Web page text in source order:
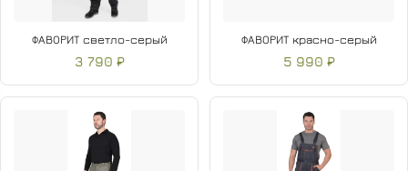
ФАВОРИТ светло-серый
3 790 ₽
ФАВОРИТ красно-серый
5 990 ₽